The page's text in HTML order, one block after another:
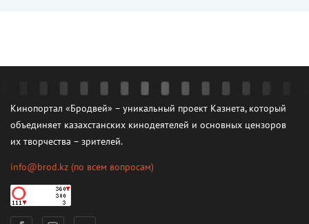
Кинопортал «Бродвей» – уникальный проект Казнета, который
объединяет казахстанских кинодеятелей и основных цензоров
их творчества – зрителей.
info@brod.kz (по всем вопросам)